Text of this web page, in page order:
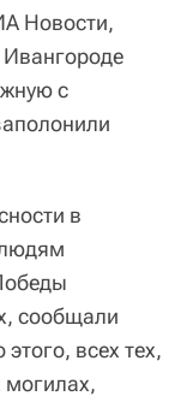
Новости,
Ивангороде
с
в
сообщали
всех тех,
могилах,